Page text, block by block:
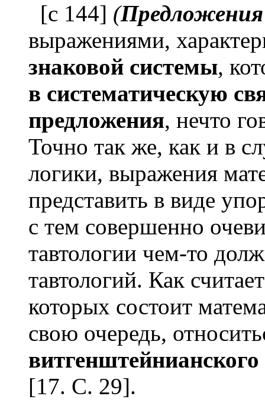
[с 144] (
выражениями,
знаковой системы,
в систематическую
предложения, нечто
Точно так же, как и в
логики, выражения
представить в виде
с тем совершенно
тавтологии чем-то
тавтологий. Как
которых состоит
свою очередь,
витгенштейнианского
[17. C. 29].